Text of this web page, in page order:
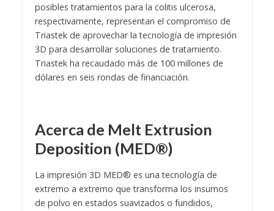
posibles tratamientos para la colitis ulcerosa,
respectivamente, representan el compromiso de
Triastek de aprovechar la tecnología de impresión
3D para desarrollar soluciones de tratamiento.
Triastek ha recaudado más de 100 millones de
dólares en seis rondas de financiación.
Acerca de Melt Extrusion
Deposition (MED®)
La impresión 3D MED® es una tecnología de
extremo a extremo que transforma los insumos
de polvo en estados suavizados o fundidos,